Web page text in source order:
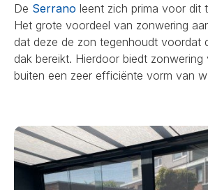
De Serrano leent zich prima voor dit
Het grote voordeel van zonwering
dat deze de zon tegenhoudt voordat
dak bereikt. Hierdoor biedt
buiten een zeer efficiënte vorm van